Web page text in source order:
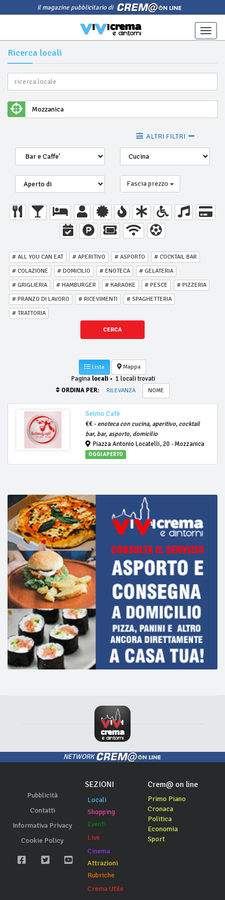
il magazine pubblicitario di
Toggle
Ricerca locali
ALTRI FILTRI
Fascia prezzo
# ALL YOU CAN EAT # APERITIVO # ASPORTO
# COCKTAIL BAR
# COLAZIONE
# DOMICILIO # ENOTECA
# GELATERIA
# GRIGLIERIA
# HAMBURGER # KARAOKE # PESCE
# PIZZERIA
# PRANZO DI LAVORO
# RICEVIMENTI
# SPAGHETTERIA
# TRATTORIA
CERCA
Lista Mappa
Pagina locali • 1 locali trovati
ORDINA PER:
RILEVANZA NOME
Selmo Cafè
€€ - enoteca con cucina, aperitivo, cocktail
bar, bar, asporto, domicilio
Piazza Antonio Locatelli, 20 - Mozzanica
OGGI APERTO
NETWORK
Pubblicità
Contatti
Informativa Privacy
Cookie Policy
SEZIONI
Locali
Shopping
Eventi
Live
Cinema
Attrazioni
Rubriche
Crema Utile
Crem@ on line
Primo Piano
Cronaca
Politica
Economia
Sport